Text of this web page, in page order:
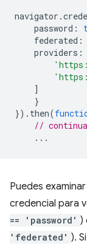
navigator .
password :
federated :
providers :
]
}
}). then(
//
...
Puedes
credencial para
== 'password' )
'federated' ).